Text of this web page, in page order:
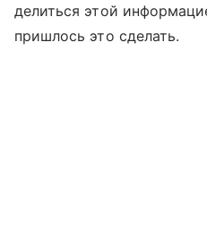
делиться этой
пришлось это сделать.